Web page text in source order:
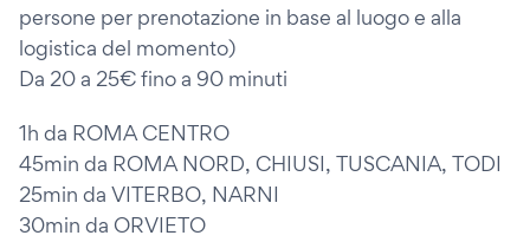
persone per prenotazione in base al luogo e alla
logistica del momento)
Da 20 a 25€ fino a 90 minuti
1h da ROMA CENTRO
45min da ROMA NORD, CHIUSI, TUSCANIA, TODI
25min da VITERBO, NARNI
30min da ORVIETO